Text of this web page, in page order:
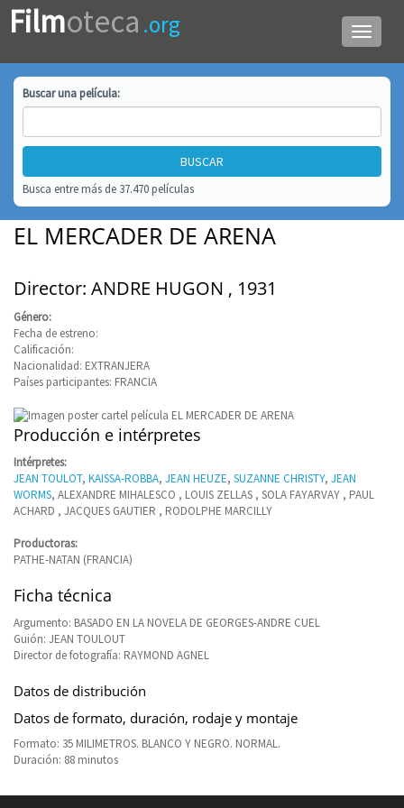
Menú
de
Filmoteca .org
Buscar unapelícula:
Busca entre más de 37.470 películas
EL MERCADER DE ARENA
Director: ANDRE HUGON , 1931
Género:
Fecha de estreno:
Calificación:
Nacionalidad: EXTRANJERA
Países participantes: FRANCIA
Producción e intérpretes
Intérpretes:
JEAN TOULOT, KAISSA-ROBBA, JEAN HEUZE, SUZANNE CHRISTY, JEAN
WORMS, ALEXANDRE MIHALESCO , LOUIS ZELLAS , SOLA FAYARVAY , PAUL
ACHARD , JACQUES GAUTIER , RODOLPHE MARCILLY
Productoras:
PATHE-NATAN (FRANCIA)
Ficha técnica
Argumento: BASADO EN LA NOVELA DE GEORGES-ANDRE CUEL
Guión: JEAN TOULOUT
Director de fotografía: RAYMOND AGNEL
Datos de distribución
Datos de formato, duración, rodaje y montaje
Formato: 35 MILIMETROS. BLANCO Y NEGRO. NORMAL.
Duración: 88 minutos